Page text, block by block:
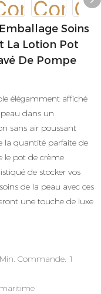
Soins
La Lotion Pot
De Pompe
élégamment affiché
dans un
sans air poussant
la quantité parfaite de
le pot de crème
de stocker vos
de la peau avec ces
une touche de luxe
Commande: 1